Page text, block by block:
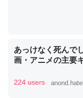
昆虫ってカルシウ
コオロギのカルシ
あっけなく死んで
画・アニメの主要
224 users